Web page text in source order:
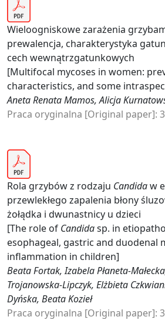
Wieloogniskowe zarażenia
prewalencja, charakterystyka
cech wewnątrzgatunkowych
[Multifocal mycoses in women:
characteristics, and some
Aneta Renata Mamos, Alicja
Praca oryginalna [Original paper]:
Rola grzybów z rodzaju Candidaw
przewlekłego zapalenia błony
żołądka i dwunastnicy u dzieci
[The role of Candidasp. in
esophageal, gastric and duodenal
inflammation in children]
Beata Fortak, Izabela Płaneta-
Trojanowska-Lipczyk, Elżbieta
Dyńska, Beata Kozieł
Praca oryginalna [Original paper]: